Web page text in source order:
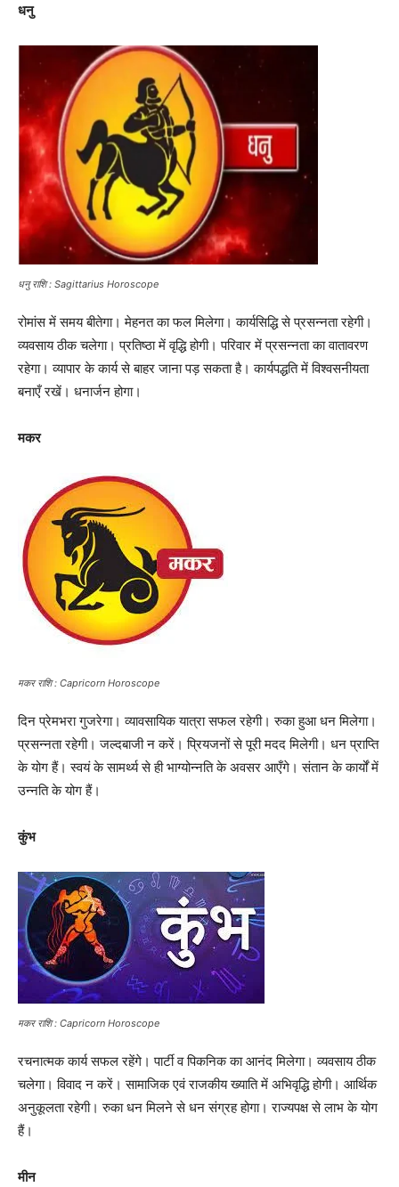
धनु
धनु राशि : Sagittarius Horoscope
रोमांस में समय बीतेगा। मेहनत का फल मिलेगा। कार्यसिद्धि से प्रसन्नता रहेगी।
व्यवसाय ठीक चलेगा। प्रतिष्ठा में वृद्धि होगी। परिवार में प्रसन्नता का वातावरण
रहेगा। व्यापार के कार्य से बाहर जाना पड़ सकता है। कार्यपद्धति में विश्वसनीयता
बनाएँ रखें। धनार्जन होगा।
मकर
मकर राशि : Capricorn Horoscope
दिन प्रेमभरा गुजरेगा। व्यावसायिक यात्रा सफल रहेगी। रुका हुआ धन मिलेगा।
प्रसन्नता रहेगी। जल्दबाजी न करें। प्रियजनों से पूरी मदद मिलेगी। धन प्राप्ति
के योग हैं। स्वयं के सामर्थ्य से ही भाग्योन्नति के अवसर आएँगे। संतान के कार्यों में
उन्नति के योग हैं।
कुंभ
मकर राशि : Capricorn Horoscope
रचनात्मक कार्य सफल रहेंगे। पार्टी व पिकनिक का आनंद मिलेगा। व्यवसाय ठीक
चलेगा। विवाद न करें। सामाजिक एवं राजकीय ख्याति में अभिवृद्धि होगी। आर्थिक
अनुकूलता रहेगी। रुका धन मिलने से धन संग्रह होगा। राज्यपक्ष से लाभ के योग
हैं।
मीन